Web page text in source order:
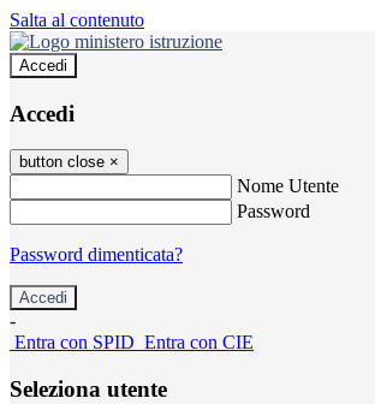
Salta al contenuto
Accedi
Accedi
button close ×
Nome Utente
Password
Password dimenticata?
-
Entra con SPID Entra con CIE
Seleziona utente